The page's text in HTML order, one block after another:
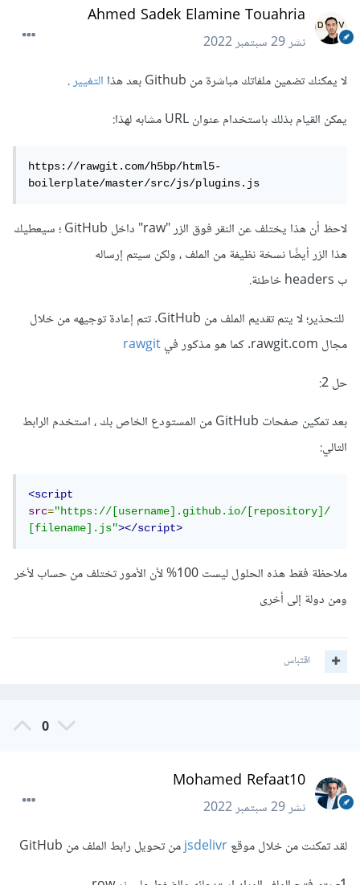
Ahmed Sadek Elamine Touahria
نشر29 سبتمبر 2022
لا يمكنك تضمين ملفاتك مباشرة من Github بعد هذا
التغيير.
يمكن القيام بذلك باستخدام عنوان URL مشابه لهذا:
https://rawgit.com/h5bp/html5-
boilerplate/master/src/js/plugins.js
لاحظ أن هذا يختلف عن النقر فوق الزر "raw" داخل GitHub ؛ سيعطيك
هذا الزر أيضًا نسخة نظيفة من الملف ، ولكن سيتم إرساله
ب headers خاطئة.
للتحذير؛ لا يتم تقديم الملف من GitHub. تتم إعادة توجيهه من خلال
مجال rawgit.com. كما هو مذكور في
rawgit
حل 2:
بعد تمكين صفحات GitHub من المستودع الخاص بك ، استخدم الرابط
التالي:
<script
src="https://[username].github.io/[repository]/
[filename].js"></script>
ملاحظة فقط هذه الحلول ليست 100% لأن الأمور تختلف من حساب لأخر
ومن دولة إلى أخرى
اقتباس
0
Mohamed Refaat10
نشر29 سبتمبر 2022
لقد تمكنت من خلال موقعjsdelivrمن تحويل رابط الملف من GitHub